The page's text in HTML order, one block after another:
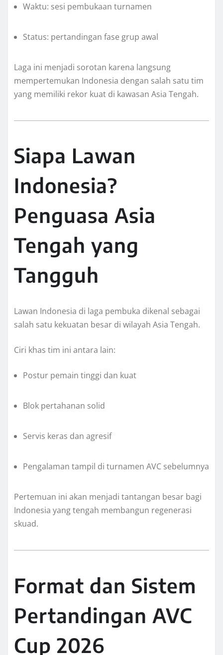
Waktu: sesi pembukaan turnamen
Status: pertandingan fase grup awal
Laga ini menjadi sorotan karena langsung
mempertemukan Indonesia dengan salah satu tim
yang memiliki rekor kuat di kawasan Asia Tengah.
Siapa Lawan
Indonesia?
Penguasa Asia
Tengah yang
Tangguh
Lawan Indonesia di laga pembuka dikenal sebagai
salah satu kekuatan besar di wilayah Asia Tengah.
Ciri khas tim ini antara lain:
Postur pemain tinggi dan kuat
Blok pertahanan solid
Servis keras dan agresif
Pengalaman tampil di turnamen AVC sebelumnya
Pertemuan ini akan menjadi tantangan besar bagi
Indonesia yang tengah membangun regenerasi
skuad.
Format dan Sistem
Pertandingan AVC
Cup 2026